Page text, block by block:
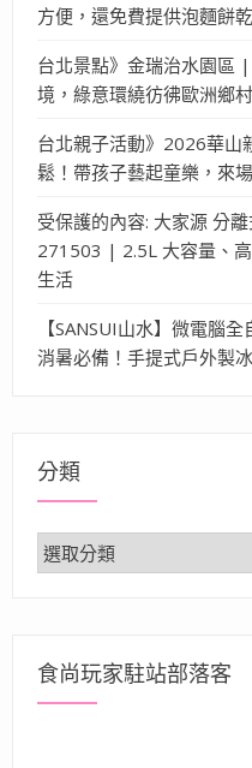
方便，還免費提供泡麵餅
台北景點》金瑞治水園區
境，綠意環繞彷彿歐洲鄉村
台北親子活動》2026華
鬆！帶孩子藝起童樂，來
受保護的內容: 大家源 分
271503 | 2.5L 大容量、
生活
【SANSUI山水】微電腦
消暑必備！手提式戶外製
分類
分
類
食尚玩家駐站部落客